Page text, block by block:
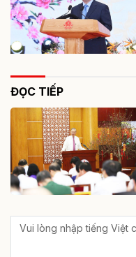
ĐỌC TIẾP